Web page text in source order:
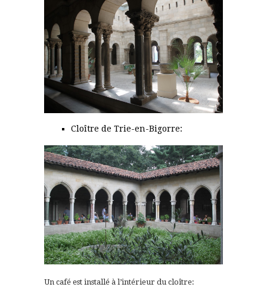
Cloître de Trie-en-Bigorre:
Un café est installé à l’intérieur du cloître: